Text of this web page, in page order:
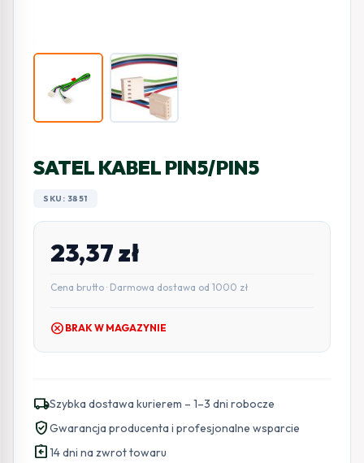
SATEL KABEL PIN5/PIN5
SKU: 3851
23,37zł
Cena brutto · Darmowa dostawa od 1000 zł
cancel BRAK W MAGAZYNIE
local_shippingSzybka dostawa kurierem – 1–3 dni robocze
verified_userGwarancja producenta i profesjonalne wsparcie
assignment_return14 dni na zwrot towaru